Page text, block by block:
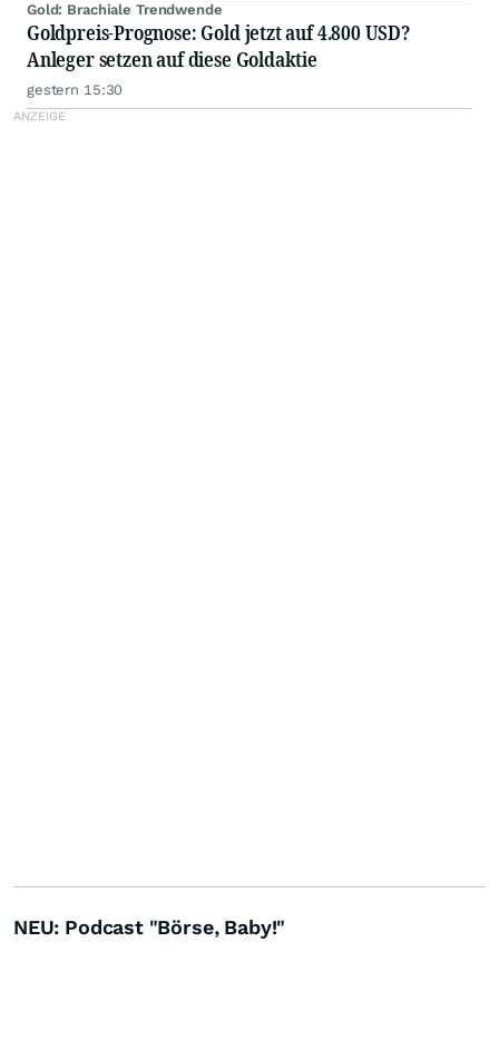
Gold: Brachiale Trendwende
Goldpreis-Prognose: Gold jetzt auf 4.800 USD?
Anleger setzen auf diese Goldaktie
gestern 15:30
NEU: Podcast "Börse, Baby!"